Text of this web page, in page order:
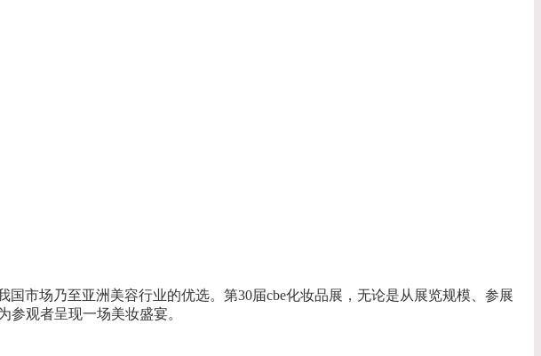
市场乃至亚洲美容行业的优选。第30届cbe化妆品展，无论是从展览规模、参展
观者呈现一场美妆盛宴。